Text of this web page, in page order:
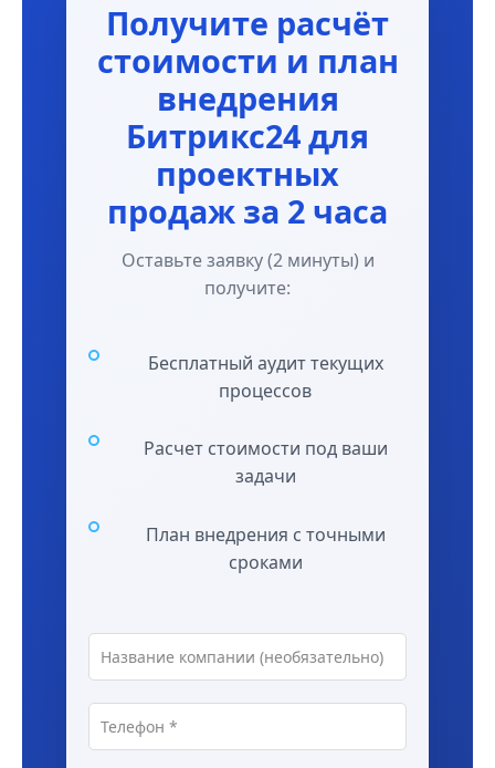
Получите расчёт
стоимости и план
внедрения
Битрикс24 для
проектных
продаж за 2 часа
Оставьте заявку (2 минуты) и
получите:
Бесплатный аудит текущих
процессов
Расчет стоимости под ваши
задачи
План внедрения с точными
сроками